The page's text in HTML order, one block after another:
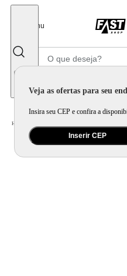
Menu
Veja as ofertas para seu
Insira seu CEP e confira a
Inserir CEP
Home